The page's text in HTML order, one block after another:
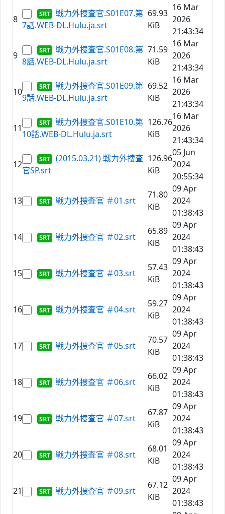
8
戦力外捜査官.S01E07.第
7話.WEB-DL.Hulu.ja.srt
69.93
KiB
16 Mar
2026
21:43:34
9
戦力外捜査官.S01E08.第
8話.WEB-DL.Hulu.ja.srt
71.59
KiB
16 Mar
2026
21:43:34
10
戦力外捜査官.S01E09.第
9話.WEB-DL.Hulu.ja.srt
69.52
KiB
16 Mar
2026
21:43:34
11
戦力外捜査官.S01E10.第
10話.WEB-DL.Hulu.ja.srt
126.76
KiB
16 Mar
2026
21:43:34
12
(2015.03.21) 戦力外捜査
官SP.srt
126.96
KiB
05 Jun
2024
20:55:34
13 戦力外捜査官 ＃01.srt
71.80
KiB
09 Apr
2024
01:38:43
14 戦力外捜査官 ＃02.srt
65.89
KiB
09 Apr
2024
01:38:43
15 戦力外捜査官 ＃03.srt
57.43
KiB
09 Apr
2024
01:38:43
16 戦力外捜査官 ＃04.srt
59.27
KiB
09 Apr
2024
01:38:43
17 戦力外捜査官 ＃05.srt
70.57
KiB
09 Apr
2024
01:38:43
18 戦力外捜査官 ＃06.srt
66.02
KiB
09 Apr
2024
01:38:43
19 戦力外捜査官 ＃07.srt
67.87
KiB
09 Apr
2024
01:38:43
20 戦力外捜査官 ＃08.srt
68.01
KiB
09 Apr
2024
01:38:43
21 戦力外捜査官 ＃09.srt
67.12
KiB
09 Apr
2024
01:38:43